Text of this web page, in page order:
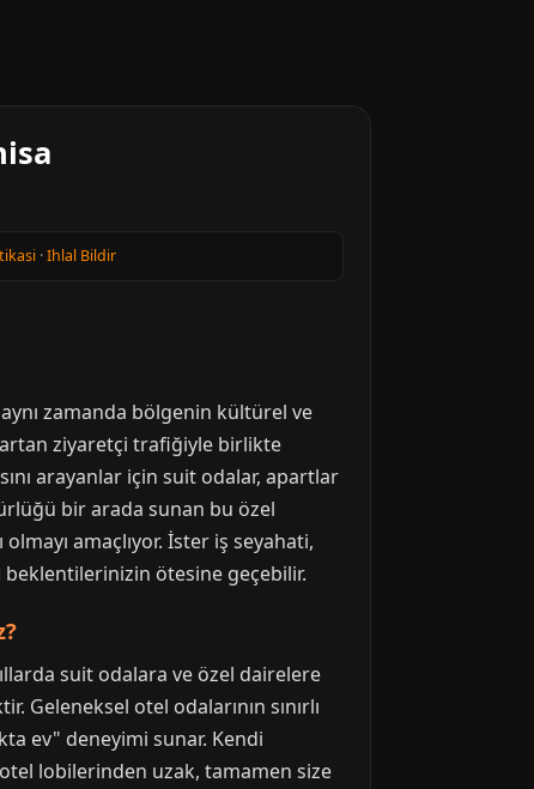
·Ihlal Bildir
zamanda bölgenin kültürel ve
ziyaretçi trafiğiyle birlikte
arayanlar için suit odalar, apartlar
bir arada sunan bu özel
amaçlıyor. İster iş seyahati,
ötesine geçebilir.
suit odalara ve özel dairelere
Geleneksel otel odalarının sınırlı
ev" deneyimi sunar. Kendi
lobilerinden uzak, tamamen size